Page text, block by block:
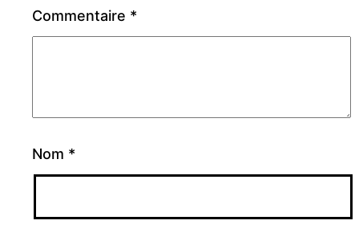
Commentaire *
Nom *